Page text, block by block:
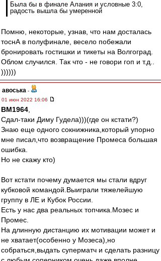
Была бы в финале Алания и условные 3:0,
радость вышла бы умеренной
Помню, некоторые, узнав, что нам досталась
тоснА в полуфинале, весело побежали
бронировать гостишки и тикеты на Волгоград.
Облом случился. Так что - не говори гоп и т.д..
))))))
авоська -
01 июн 2022 16:06
BM1964
Сдал-таки Диму Гудела)))(где он кстати?)
Знаю еще одного сокнижника,который упорно
мне писал,что возвращение Промеса большая
ошибка.
Но не скажу кто)
Вот кстати почему думается мы стали вдруг
кубковой командой.Выиграли тяжелейшую
группу в ЛЕ и Кубок России.
Есть у нас два реальных топчика.Мозес и
Промес.
На длинную дистанцию их мотивации может и
не хватает(особенно у Мозеса),но
собраться,выдать суперматч и сделать разницу